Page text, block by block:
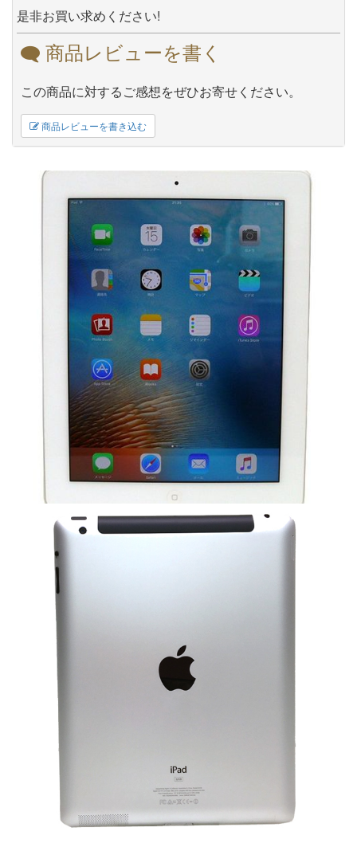
是非お買い求めください!
商品レビューを書く
この商品に対するご感想をぜひお寄せください。
商品レビューを書き込む